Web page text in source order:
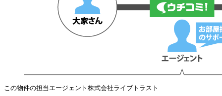
この物件の担当エージェント 株式会社ライブトラスト